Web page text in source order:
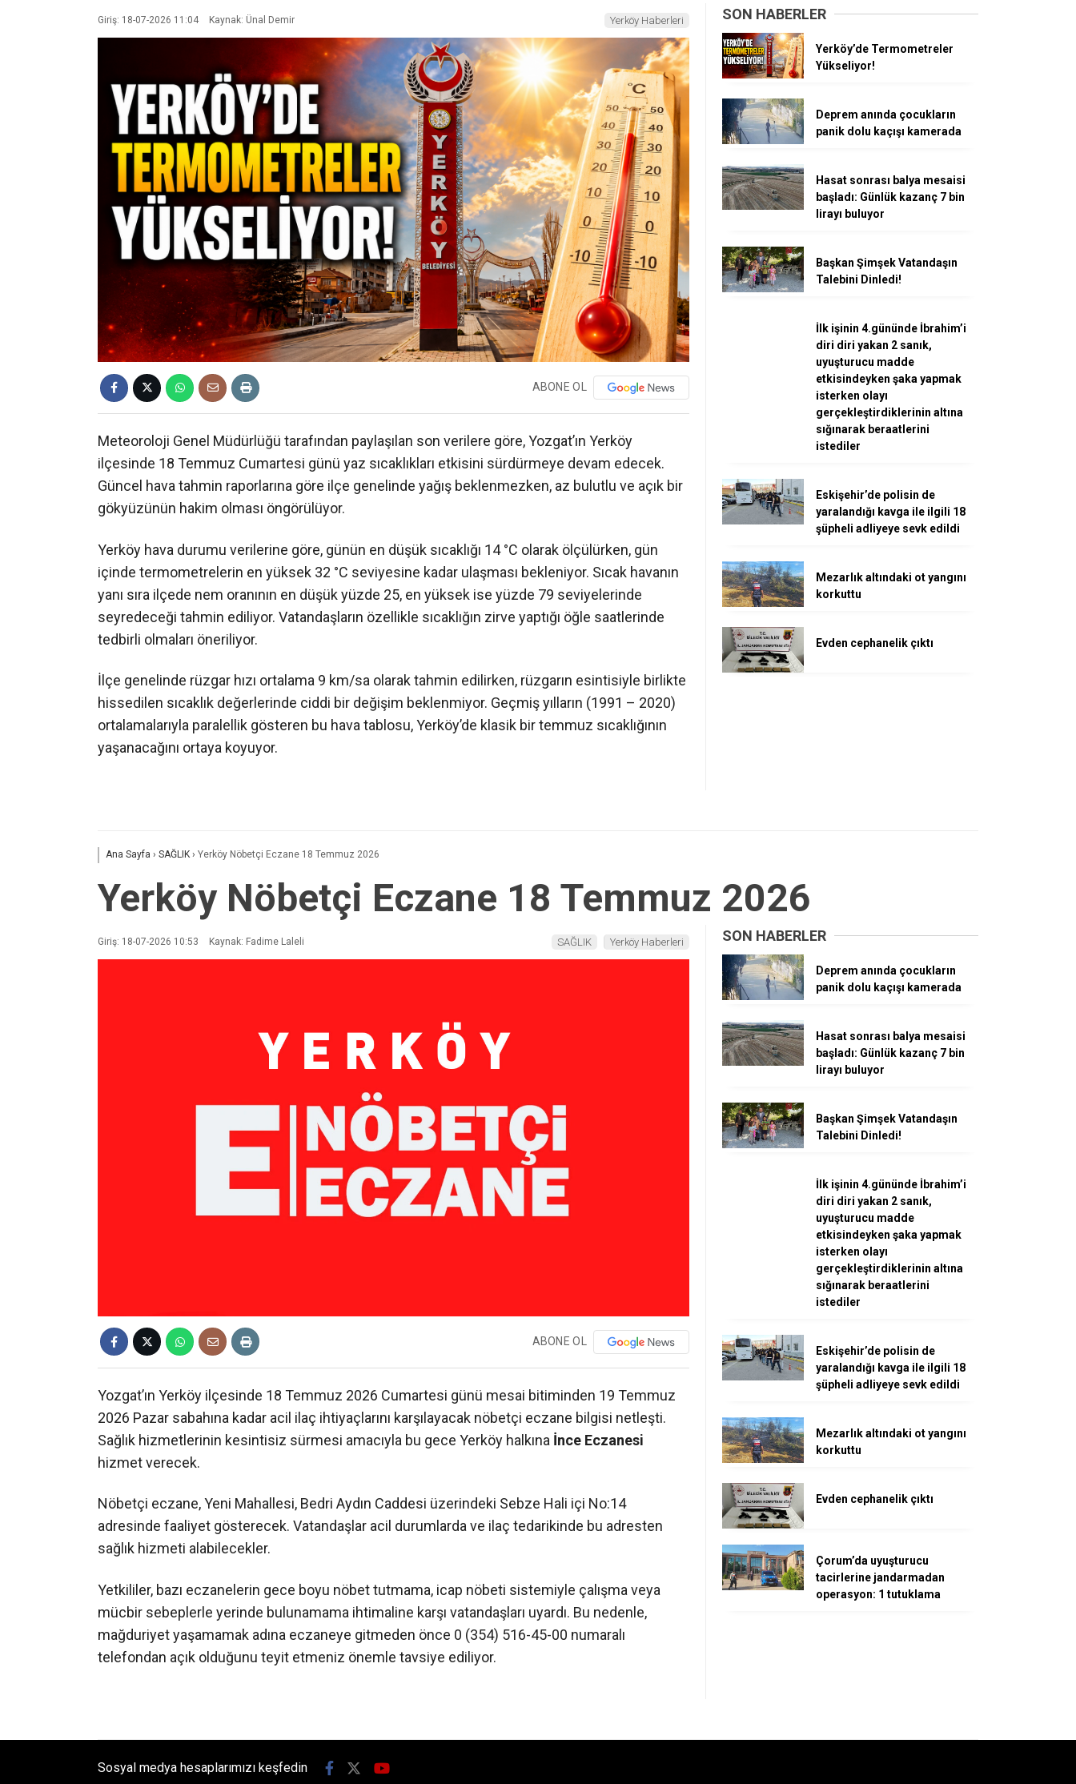
Giriş: 18-07-2026 11:04 Kaynak: Ünal Demir Yerköy Haberleri
ABONE OL
Meteoroloji Genel Müdürlüğü tarafından paylaşılan son verilere göre, Yozgat’ın Yerköy
ilçesinde 18 Temmuz Cumartesi günü yaz sıcaklıkları etkisini sürdürmeye devam edecek.
Güncel hava tahmin raporlarına göre ilçe genelinde yağış beklenmezken, az bulutlu ve açık bir
gökyüzünün hakim olması öngörülüyor.
Yerköy hava durumu verilerine göre, günün en düşük sıcaklığı 14 °C olarak ölçülürken, gün
içinde termometrelerin en yüksek 32 °C seviyesine kadar ulaşması bekleniyor. Sıcak havanın
yanı sıra ilçede nem oranının en düşük yüzde 25, en yüksek ise yüzde 79 seviyelerinde
seyredeceği tahmin ediliyor. Vatandaşların özellikle sıcaklığın zirve yaptığı öğle saatlerinde
tedbirli olmaları öneriliyor.
İlçe genelinde rüzgar hızı ortalama 9 km/sa olarak tahmin edilirken, rüzgarın esintisiyle birlikte
hissedilen sıcaklık değerlerinde ciddi bir değişim beklenmiyor. Geçmiş yılların (1991 – 2020)
ortalamalarıyla paralellik gösteren bu hava tablosu, Yerköy’de klasik bir temmuz sıcaklığının
yaşanacağını ortaya koyuyor.
SON HABERLER
Yerköy’de Termometreler
Yükseliyor!
Deprem anında çocukların
panik dolu kaçışı kamerada
Hasat sonrası balya mesaisi
başladı: Günlük kazanç 7 bin
lirayı buluyor
Başkan Şimşek Vatandaşın
Talebini Dinledi!
İlk işinin 4.gününde İbrahim’i
diri diri yakan 2 sanık,
uyuşturucu madde
etkisindeyken şaka yapmak
isterken olayı
gerçekleştirdiklerinin altına
sığınarak beraatlerini
istediler
Eskişehir’de polisin de
yaralandığı kavga ile ilgili 18
şüpheli adliyeye sevk edildi
Mezarlık altındaki ot yangını
korkuttu
Evden cephanelik çıktı
Ana Sayfa › SAĞLIK › Yerköy Nöbetçi Eczane 18 Temmuz 2026
Yerköy Nöbetçi Eczane 18 Temmuz 2026
Giriş: 18-07-2026 10:53 Kaynak: Fadime Laleli SAĞLIK Yerköy Haberleri
ABONE OL
Yozgat’ın Yerköy ilçesinde 18 Temmuz 2026 Cumartesi günü mesai bitiminden 19 Temmuz
2026 Pazar sabahına kadar acil ilaç ihtiyaçlarını karşılayacak nöbetçi eczane bilgisi netleşti.
Sağlık hizmetlerinin kesintisiz sürmesi amacıyla bu gece Yerköy halkına İnce Eczanesi
hizmet verecek.
Nöbetçi eczane, Yeni Mahallesi, Bedri Aydın Caddesi üzerindeki Sebze Hali içi No:14
adresinde faaliyet gösterecek. Vatandaşlar acil durumlarda ve ilaç tedarikinde bu adresten
sağlık hizmeti alabilecekler.
Yetkililer, bazı eczanelerin gece boyu nöbet tutmama, icap nöbeti sistemiyle çalışma veya
mücbir sebeplerle yerinde bulunamama ihtimaline karşı vatandaşları uyardı. Bu nedenle,
mağduriyet yaşamamak adına eczaneye gitmeden önce 0 (354) 516-45-00 numaralı
telefondan açık olduğunu teyit etmeniz önemle tavsiye ediliyor.
SON HABERLER
Deprem anında çocukların
panik dolu kaçışı kamerada
Hasat sonrası balya mesaisi
başladı: Günlük kazanç 7 bin
lirayı buluyor
Başkan Şimşek Vatandaşın
Talebini Dinledi!
İlk işinin 4.gününde İbrahim’i
diri diri yakan 2 sanık,
uyuşturucu madde
etkisindeyken şaka yapmak
isterken olayı
gerçekleştirdiklerinin altına
sığınarak beraatlerini
istediler
Eskişehir’de polisin de
yaralandığı kavga ile ilgili 18
şüpheli adliyeye sevk edildi
Mezarlık altındaki ot yangını
korkuttu
Evden cephanelik çıktı
Çorum’da uyuşturucu
tacirlerine jandarmadan
operasyon: 1 tutuklama
Sosyal medya hesaplarımızı keşfedin